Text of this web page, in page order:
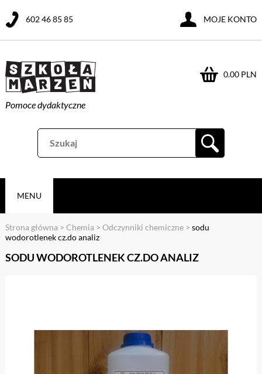
Pomoce dydaktyczne
0.00 PLN
602 46 85 85 MOJE KONTO
MENU
Strona główna > Chemia > Odczynniki chemiczne> sodu
wodorotlenek cz.do analiz
SODU WODOROTLENEK CZ.DO ANALIZ